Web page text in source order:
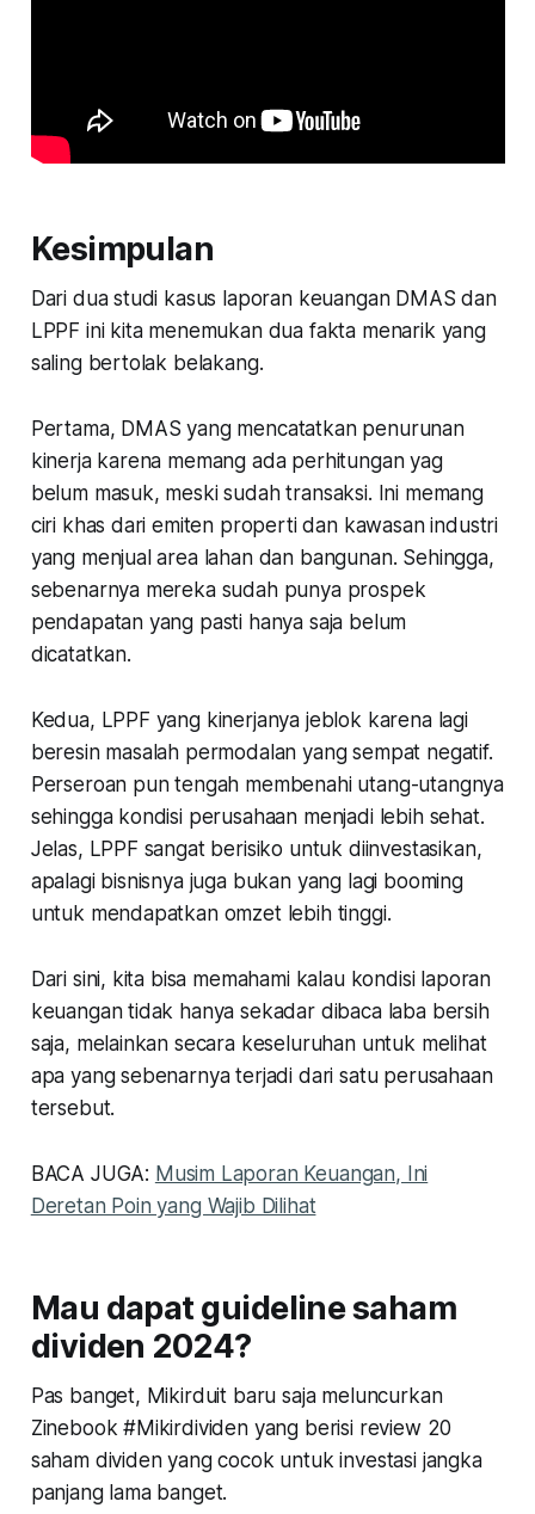
Kesimpulan
Dari dua studi kasus laporan keuangan DMAS dan
LPPF ini kita menemukan dua fakta menarik yang
saling bertolak belakang.
Pertama, DMAS yang mencatatkan penurunan
kinerja karena memang ada perhitungan yag
belum masuk, meski sudah transaksi. Ini memang
ciri khas dari emiten properti dan kawasan industri
yang menjual area lahan dan bangunan. Sehingga,
sebenarnya mereka sudah punya prospek
pendapatan yang pasti hanya saja belum
dicatatkan.
Kedua, LPPF yang kinerjanya jeblok karena lagi
beresin masalah permodalan yang sempat negatif.
Perseroan pun tengah membenahi utang-utangnya
sehingga kondisi perusahaan menjadi lebih sehat.
Jelas, LPPF sangat berisiko untuk diinvestasikan,
apalagi bisnisnya juga bukan yang lagi booming
untuk mendapatkan omzet lebih tinggi.
Dari sini, kita bisa memahami kalau kondisi laporan
keuangan tidak hanya sekadar dibaca laba bersih
saja, melainkan secara keseluruhan untuk melihat
apa yang sebenarnya terjadi dari satu perusahaan
tersebut.
BACA JUGA: Musim Laporan Keuangan, Ini
Deretan Poin yang Wajib Dilihat
Mau dapat guideline saham
dividen 2024?
Pas banget, Mikirduit baru saja meluncurkan
Zinebook #Mikirdividen yang berisi review 20
saham dividen yang cocok untuk investasi jangka
panjang lama banget.